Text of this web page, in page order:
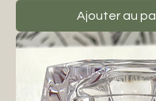
Ajouter au